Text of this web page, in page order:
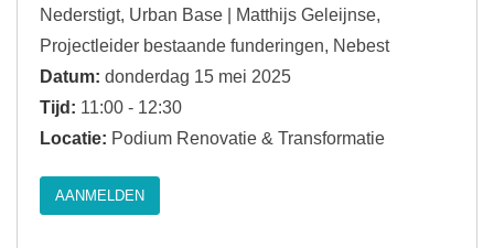
Nederstigt, Urban Base | Matthijs Geleijnse,
Projectleider bestaande funderingen, Nebest
Datum: donderdag 15 mei 2025
Tijd: 11:00 - 12:30
Locatie: Podium Renovatie & Transformatie
AANMELDEN